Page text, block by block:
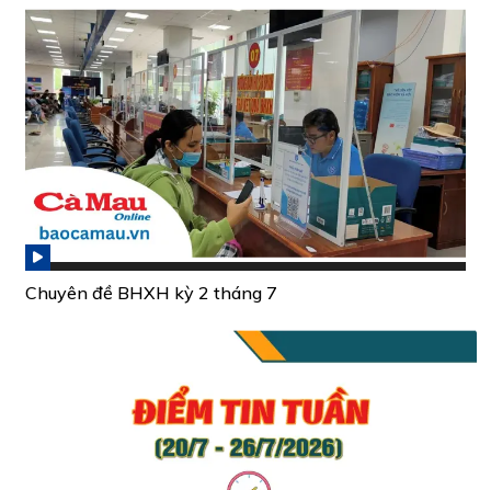
Chuyên đề BHXH kỳ 2 tháng 7